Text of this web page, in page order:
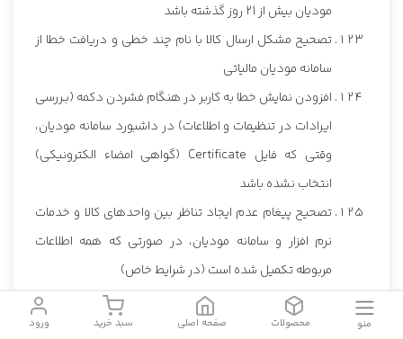
منو محصولات صفحه اصلی سبد خرید ورود
مودیان بیش از 21 روز گذشته باشد
تصحیح مشکل ارسال کالا با نام چند خطی و دریافت خطا از
سامانه مودیان مالیاتی
افزودن نمایش خطا به کاربر در هنگام فشردن دکمه (بـررسی
ایرادات در تنظیمات و اطلاعات) در داشبورد سامانه مودیان،
وقتی که فایل Certificate (گواهی امضاء الکترونیکی)
انتخاب نشده باشد
تصحیح پیغام عدم ایجاد تناظر بین واحدهای کالا و خدمات
نرم افزار و سامانه مودیان، در صورتی که همه اطلاعات
مربوطه تکمیل شده است (در شرایط خاص)
افزودن واحد (مگا یونیت با کد 16130) به واحدهای کالا در
سامانه مودیان